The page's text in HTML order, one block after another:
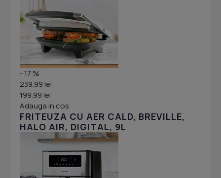
- 17 %
239.99 lei
199.99 lei
Adauga in cos
FRITEUZA CU AER CALD, BREVILLE,
HALO AIR, DIGITAL, 9L